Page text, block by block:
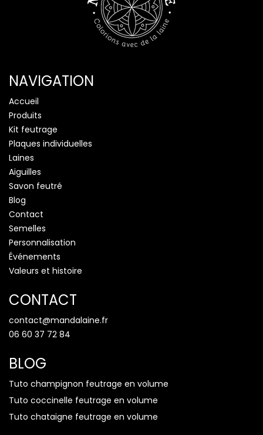
NAVIGATION
Accueil
Produits
Kit feutrage
Plaques individuelles
Laines
Aiguilles
Savon feutré
Blog
Contact
Semelles
Personnalisation
Événements
Valeurs et histoire
CONTACT
contact@mandalaine.fr
06 60 37 72 84
BLOG
Tuto champignon feutrage en volume
Tuto coccinelle feutrage en volume
Tuto chataigne feutrage en volume